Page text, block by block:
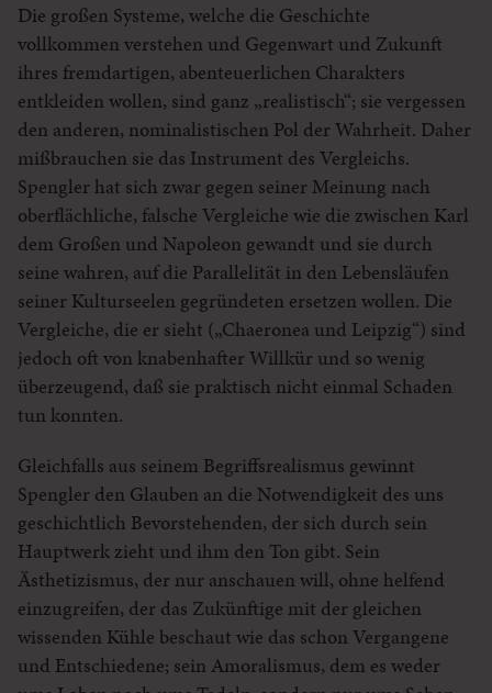
Die großen Systeme, welche die Geschichte
vollkommen verstehen und Gegenwart und Zukunft
ihres fremdartigen, abenteuerlichen Charakters
entkleiden wollen, sind ganz „realistisch“; sie vergessen
den anderen, nominalistischen Pol der Wahrheit. Daher
mißbrauchen sie das Instrument des Vergleichs.
Spengler hat sich zwar gegen seiner Meinung nach
oberflächliche, falsche Vergleiche wie die zwischen Karl
dem Großen und Napoleon gewandt und sie durch
seine wahren, auf die Parallelität in den Lebensläufen
seiner Kulturseelen gegründeten ersetzen wollen. Die
Vergleiche, die er sieht („Chaeronea und Leipzig“) sind
jedoch oft von knabenhafter Willkür und so wenig
überzeugend, daß sie praktisch nicht einmal Schaden
tun konnten.
Gleichfalls aus seinem Begriffsrealismus gewinnt
Spengler den Glauben an die Notwendigkeit des uns
geschichtlich Bevorstehenden, der sich durch sein
Hauptwerk zieht und ihm den Ton gibt. Sein
Ästhetizismus, der nur anschauen will, ohne helfend
einzugreifen, der das Zukünftige mit der gleichen
wissenden Kühle beschaut wie das schon Vergangene
und Entschiedene; sein Amoralismus, dem es weder